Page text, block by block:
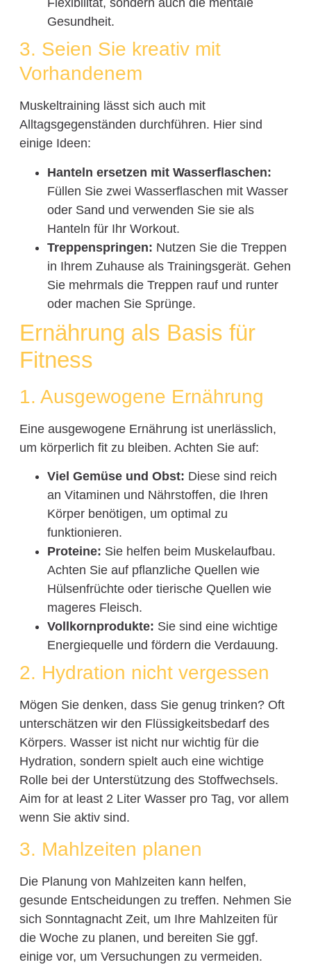
Flexibilität, sondern auch die mentale
Gesundheit.
3. Seien Sie kreativ mit
Vorhandenem
Muskeltraining lässt sich auch mit
Alltagsgegenständen durchführen. Hier sind
einige Ideen:
Hanteln ersetzen mit Wasserflaschen:
Füllen Sie zwei Wasserflaschen mit Wasser
oder Sand und verwenden Sie sie als
Hanteln für Ihr Workout.
Treppenspringen: Nutzen Sie die Treppen
in Ihrem Zuhause als Trainingsgerät. Gehen
Sie mehrmals die Treppen rauf und runter
oder machen Sie Sprünge.
Ernährung als Basis für
Fitness
1. Ausgewogene Ernährung
Eine ausgewogene Ernährung ist unerlässlich,
um körperlich fit zu bleiben. Achten Sie auf:
Viel Gemüse und Obst: Diese sind reich
an Vitaminen und Nährstoffen, die Ihren
Körper benötigen, um optimal zu
funktionieren.
Proteine: Sie helfen beim Muskelaufbau.
Achten Sie auf pflanzliche Quellen wie
Hülsenfrüchte oder tierische Quellen wie
mageres Fleisch.
Vollkornprodukte: Sie sind eine wichtige
Energiequelle und fördern die Verdauung.
2. Hydration nicht vergessen
Mögen Sie denken, dass Sie genug trinken? Oft
unterschätzen wir den Flüssigkeitsbedarf des
Körpers. Wasser ist nicht nur wichtig für die
Hydration, sondern spielt auch eine wichtige
Rolle bei der Unterstützung des Stoffwechsels.
Aim for at least 2 Liter Wasser pro Tag, vor allem
wenn Sie aktiv sind.
3. Mahlzeiten planen
Die Planung von Mahlzeiten kann helfen,
gesunde Entscheidungen zu treffen. Nehmen Sie
sich Sonntagnacht Zeit, um Ihre Mahlzeiten für
die Woche zu planen, und bereiten Sie ggf.
einige vor, um Versuchungen zu vermeiden.